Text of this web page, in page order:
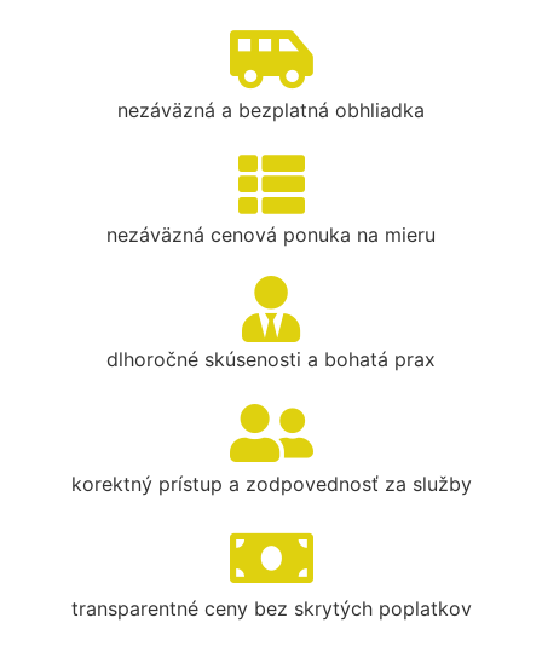
nezáväzná a bezplatná obhliadka
nezáväzná cenová ponuka na mieru
dlhoročné skúsenosti a bohatá prax
korektný prístup a zodpovednosť za služby
transparentné ceny bez skrytých poplatkov